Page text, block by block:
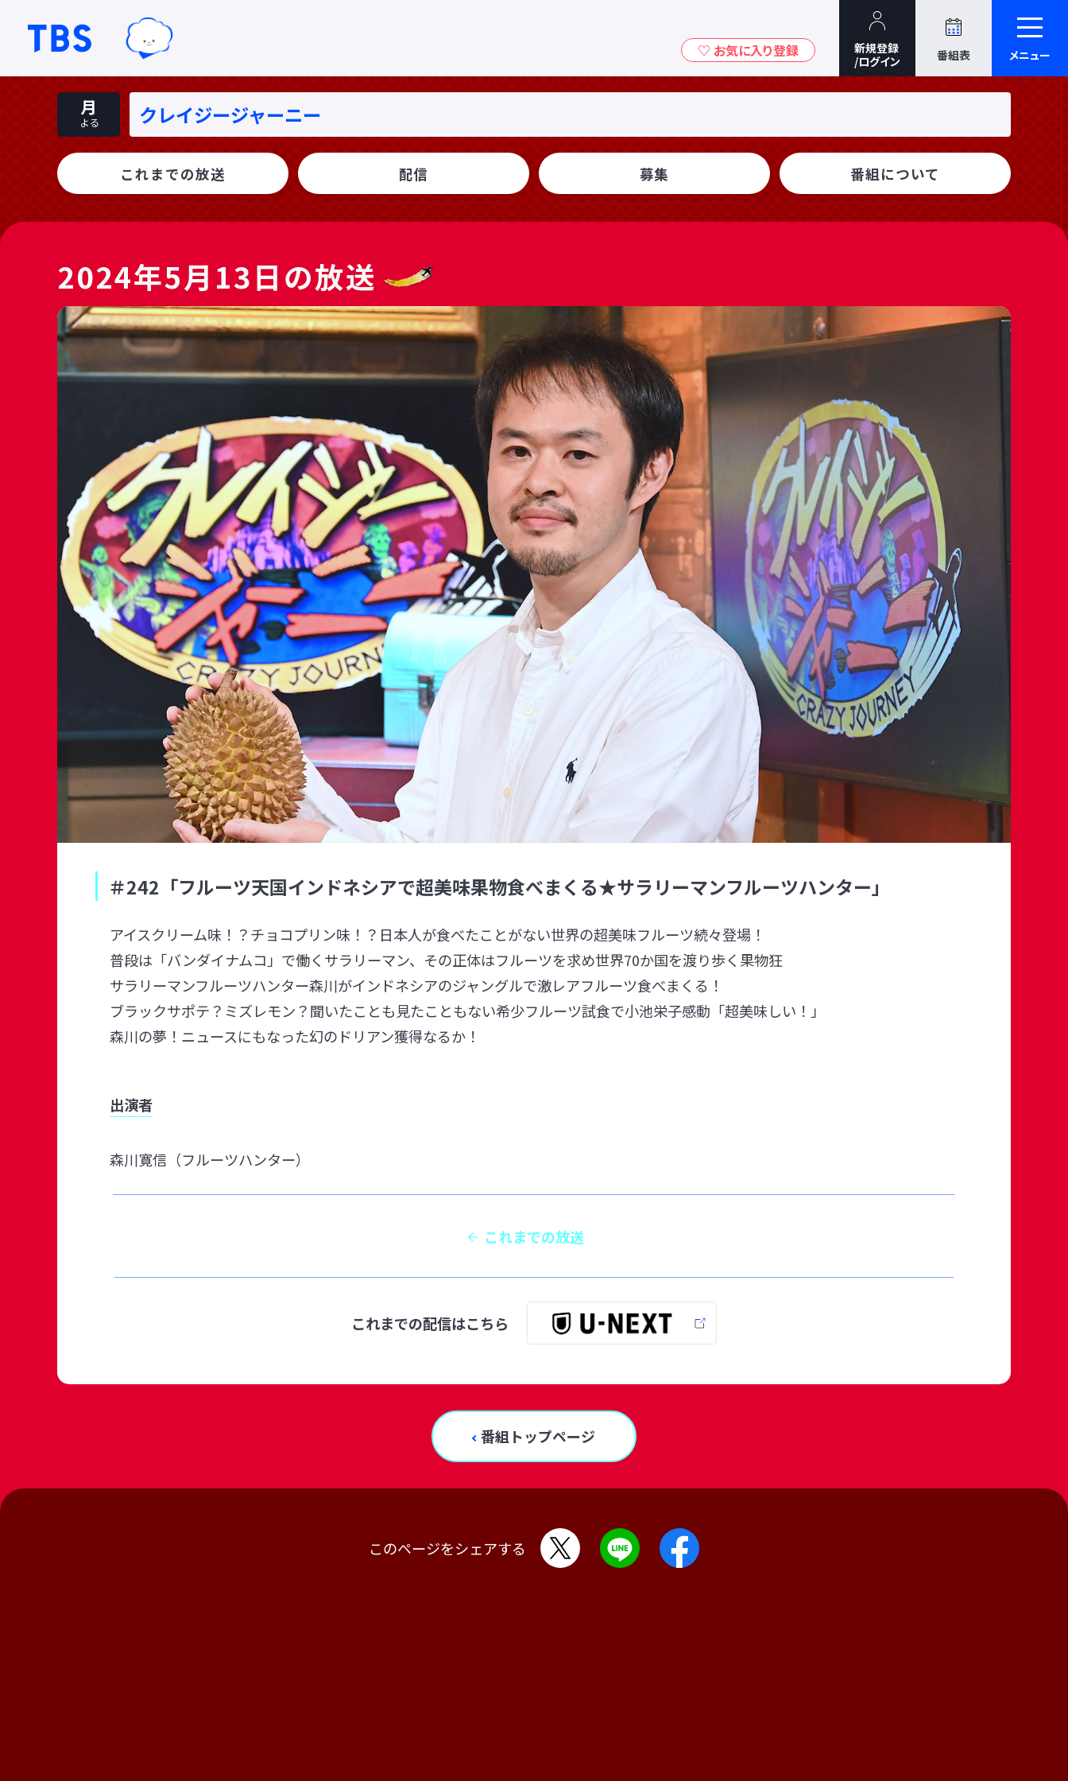
TBSテレビ｜ときめくときを。
番組表 メニュー
月
よる クレイジージャーニー
これまでの放送 配信 募集 番組について
2024年5月13日の放送
＃242「フルーツ天国インドネシアで超美味果物食べまくる★サラリーマンフルーツハンター」
アイスクリーム味！？チョコプリン味！？日本人が食べたことがない世界の超美味フルーツ続々登場！
普段は「バンダイナムコ」で働くサラリーマン、その正体はフルーツを求め世界70か国を渡り歩く果物狂
サラリーマンフルーツハンター森川がインドネシアのジャングルで激レアフルーツ食べまくる！
ブラックサポテ？ミズレモン？聞いたことも見たこともない希少フルーツ試食で小池栄子感動「超美味しい！」
森川の夢！ニュースにもなった幻のドリアン獲得なるか！
出演者
森川寛信（フルーツハンター）
これまでの放送
これまでの配信はこちら
番組トップページ
このページをシェアする